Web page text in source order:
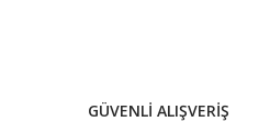
GÜVENLİ ALIŞVERİŞ